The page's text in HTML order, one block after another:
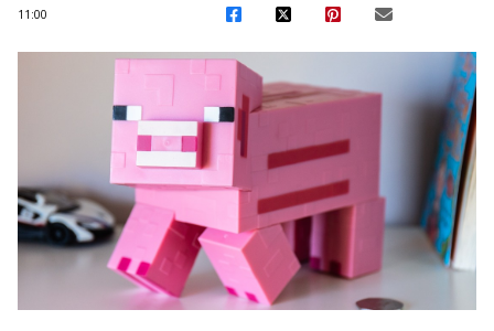
11:00